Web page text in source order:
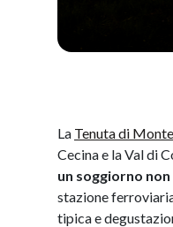
La Tenuta di
Cecina e la Val di
un soggiorno
stazione
tipica e